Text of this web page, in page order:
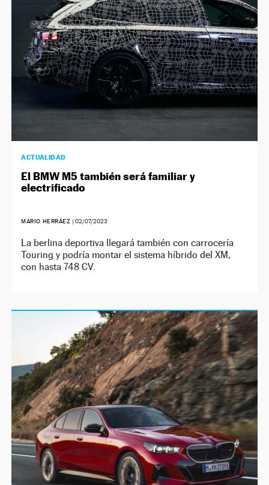
ACTUALIDAD
El BMW M5 también será familiar y
electrificado
MARIO HERRÁEZ | 02/07/2023
La berlina deportiva llegará también con carrocería
Touring y podría montar el sistema híbrido del XM,
con hasta 748 CV.